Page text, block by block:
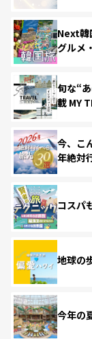
Next韓
グルメ
旬な“
載 MY
今、こ
年絶対
コスパ
地球の
今年の